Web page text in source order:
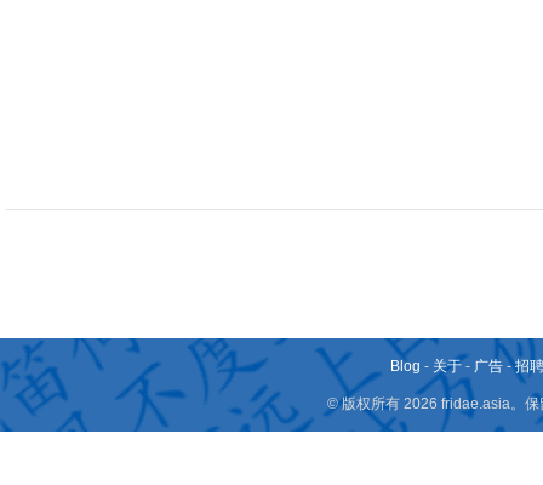
Blog - 关于 - 广告 -招
© 版权所有 2026 fridae.asia。